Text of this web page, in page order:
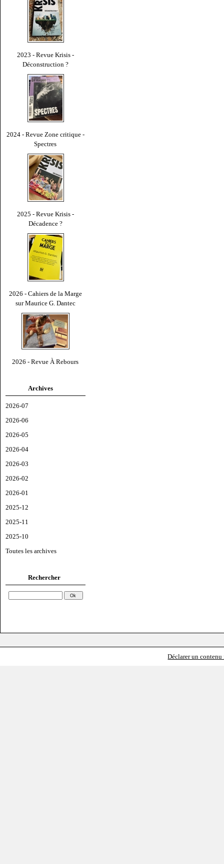
2023 - Revue Krisis -
Déconstruction ?
2024 - Revue Zone critique -
Spectres
2025 - Revue Krisis -
Décadence ?
2026 - Cahiers de la Marge
sur Maurice G. Dantec
2026 - Revue À Rebours
Archives
2026-07
2026-06
2026-05
2026-04
2026-03
2026-02
2026-01
2025-12
2025-11
2025-10
Toutes les archives
Rechercher
Déclarer un